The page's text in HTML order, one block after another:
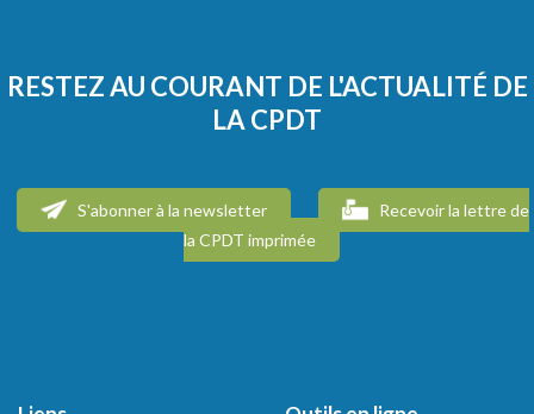
RESTEZ AU COURANT DE L'ACTUALITÉ DE
LA CPDT
S'abonner à la newsletter
Recevoir la lettre de
la CPDT imprimée